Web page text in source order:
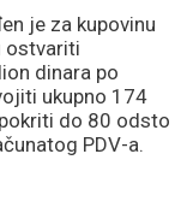
je za kupovinu
ostvariti
dinara po
ukupno 174
do 80 odsto
PDV-a.